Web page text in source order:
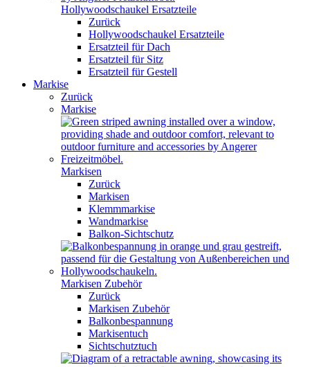
Hollywoodschaukel Ersatzteile
Zurück
Hollywoodschaukel Ersatzteile
Ersatzteil für Dach
Ersatzteil für Sitz
Ersatzteil für Gestell
Markise
Zurück
Markise
Markisen
Zurück
Markisen
Klemmmarkise
Wandmarkise
Balkon-Sichtschutz
Markisen Zubehör
Zurück
Markisen Zubehör
Balkonbespannung
Markisentuch
Sichtschutztuch